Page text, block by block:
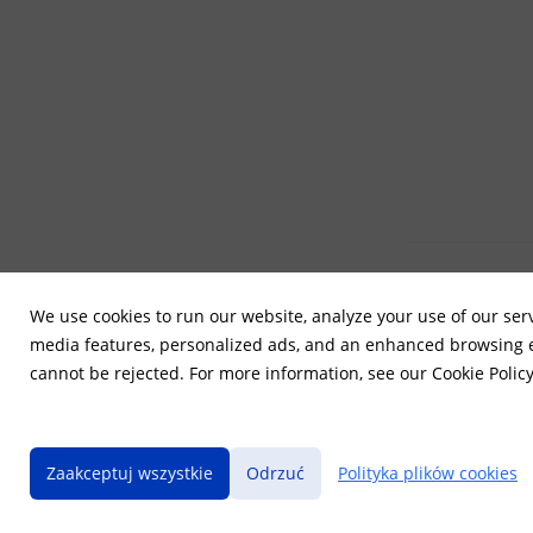
We use cookies to run our website, analyze your use of our
media features, personalized ads, and an enhanced
cannot be rejected. For more information, see our Cookie
Zaakceptuj wszystkie Odrzuć Polityka plików cookies
We use cookies to run our website, analyze your use of our
media features, personalized ads, and an enhanced
cannot be rejected. For more information, see our Cookie
Zaakceptuj wszystkie Odrzuć Polityka plików cookies